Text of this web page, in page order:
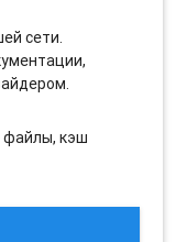
сети.
файлы, кэш